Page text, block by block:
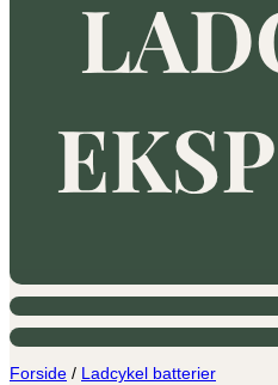
Forside / Ladcykel batterier